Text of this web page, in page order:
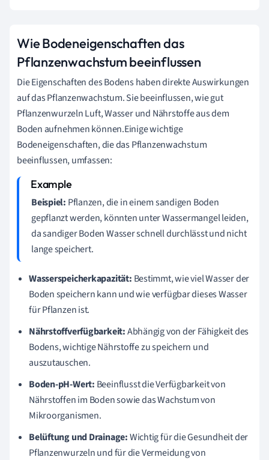
Wie Bodeneigenschaften das
Pflanzenwachstum beeinflussen
Die Eigenschaften des Bodens haben direkte Auswirkungen
auf das Pflanzenwachstum. Sie beeinflussen, wie gut
Pflanzenwurzeln Luft, Wasser und Nährstoffe aus dem
Boden aufnehmen können.Einige wichtige
Bodeneigenschaften, die das Pflanzenwachstum
beeinflussen, umfassen:
Beispiel: Pflanzen, die in einem sandigen Boden
gepflanzt werden, könnten unter Wassermangel leiden,
da sandiger Boden Wasser schnell durchlässt und nicht
lange speichert.
Wasserspeicherkapazität: Bestimmt, wie viel Wasser der
Boden speichern kann und wie verfügbar dieses Wasser
für Pflanzen ist.
Nährstoffverfügbarkeit:Abhängig von der Fähigkeit des
Bodens, wichtige Nährstoffe zu speichern und
auszutauschen.
Boden-pH-Wert: Beeinflusst die Verfügbarkeit von
Nährstoffen im Boden sowie das Wachstum von
Mikroorganismen.
Belüftung und Drainage:Wichtig für die Gesundheit der
Pflanzenwurzeln und für die Vermeidung von